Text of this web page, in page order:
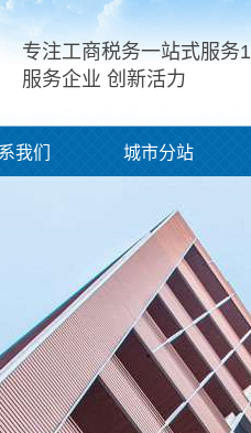
专注工商税务一站式服务1
服务企业 创新活力
我们 城市分站